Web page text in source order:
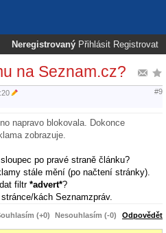
Neregistrovaný Přihlásit Registrovat
na Seznam.cz?
#9
napravo blokovala. Dokonce
zobrazuje.
po pravé straně článku?
stále mění (po načtení stránky).
filtr *advert*?
kách Seznamzpráv.
(+0) Nesouhlasím (-0) Odpovědět